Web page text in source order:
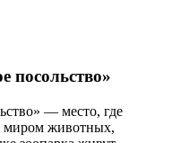
посольство»
— место, где
миром животных,